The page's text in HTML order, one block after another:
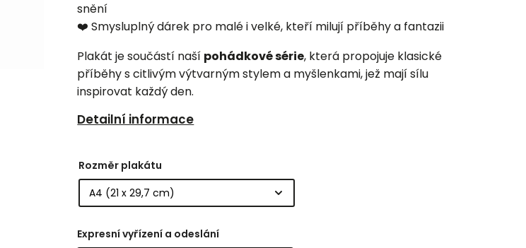
snění
❤️ Smysluplný dárek pro malé i velké, kteří milují příběhy a fantazii
Plakát je součástí naší pohádkové série, která propojuje klasické
příběhy s citlivým výtvarným stylem a myšlenkami, jež mají sílu
inspirovat každý den.
Detailní informace
Rozměr plakátu
Expresní vyřízení a odeslání